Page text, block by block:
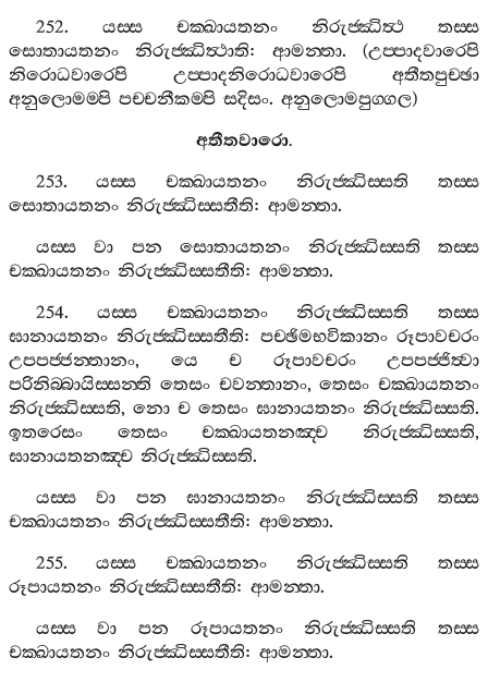
252. යස‍්ස චක‍්ඛායතනං නිරුජ‍්ඣිත්‍ථ
තස‍්ස
සොතායතනං
නිරුජ‍්ඣිත්‍ථාති: ආමන‍්තා. (උප‍්පාදවාරෙපි
නිරොධවාරෙපි
උප‍්පාදනිරොධවාරෙපි
අතීතපුච‍්ඡා
අනුලොමම‍්පි පච‍්චනීකම‍්පි සදිසං. අනුලොමපුග‍්ගල)
අතීතවාරො.
253.යස‍්ස චක‍්ඛායතනං නිරුජ‍්ඣිස‍්සති
තස‍්ස
සොතායතනං නිරුජ‍්ඣිස‍්සතීති: ආමන‍්තා.
යස‍්ස
වා පන සොතායතනං නිරුජ‍්ඣිස‍්සති
තස‍්ස
චක‍්ඛායතනං නිරුජ‍්ඣිස‍්සතීති: ආමන‍්තා.
254.යස‍්ස චක‍්ඛායතනං නිරුජ‍්ඣිස‍්සති
තස‍්ස
ඝානායතනං නිරුජ‍්ඣිස‍්සතීති: පච‍්ඡිමභවිකානං රූපාවචරං
උපපජ‍්ජන‍්තානං, යෙ ච රූපාවචරං
උපපජ‍්ජිත්‍වා
පරිනිබ‍්බායිස‍්සන‍්ති තෙසං චවන‍්තානං,තෙසං චක‍්ඛායතනං
නිරුජ‍්ඣිස‍්සති, නො ච තෙසං ඝානායතනං නිරුජ‍්ඣිස‍්සති.
ඉතරෙසං
තෙසං චක‍්ඛායතනඤ‍්ච නිරුජ‍්ඣිස‍්සති,
ඝානායතනඤ‍්ච නිරුජ‍්ඣිස‍්සති.
යස‍්ස
වා පන ඝානායතනං නිරුජ‍්ඣිස‍්සති
තස‍්ස
චක‍්ඛායතනං නිරුජ‍්ඣිස‍්සතීති: ආමන‍්තා.
255.යස‍්ස චක‍්ඛායතනං නිරුජ‍්ඣිස‍්සති
තස‍්ස
රූපායතනං නිරුජ‍්ඣිස‍්සතීති: ආමන‍්තා.
යස‍්ස
වා පන රූපායතනං නිරුජ‍්ඣිස‍්සති
තස‍්ස
චක‍්ඛායතනං නිරුජ‍්ඣිස‍්සතීති: ආමන‍්තා.